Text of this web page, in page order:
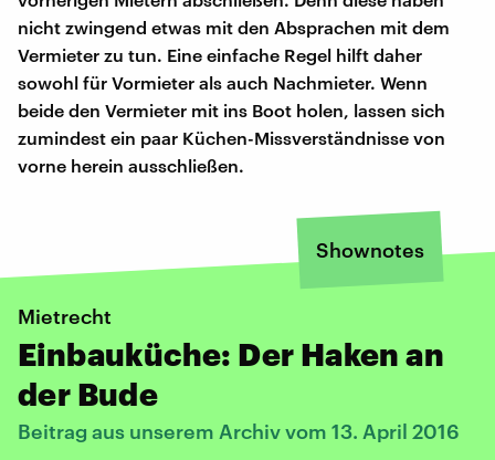
nicht zwingend etwas mit den Absprachen mit dem
Vermieter zu tun. Eine einfache Regel hilft daher
sowohl für Vormieter als auch Nachmieter. Wenn
beide den Vermieter mit ins Boot holen, lassen sich
zumindest ein paar Küchen-Missverständnisse von
vorne herein ausschließen.
Shownotes
Mietrecht
Einbauküche: Der Haken an
der Bude
Beitrag aus unserem Archiv vom 13. April 2016